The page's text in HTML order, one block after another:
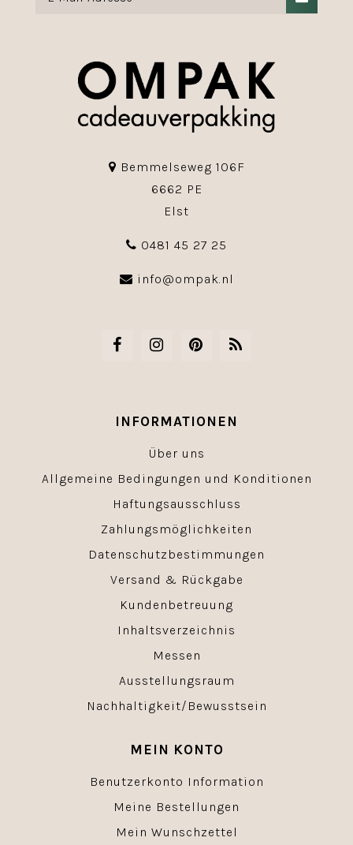
Bemmelseweg 106F
6662 PE
Elst
0481 45 27 25
info@ompak.nl
INFORMATIONEN
Über uns
Allgemeine Bedingungen und Konditionen
Haftungsausschluss
Zahlungsmöglichkeiten
Datenschutzbestimmungen
Versand & Rückgabe
Kundenbetreuung
Inhaltsverzeichnis
Messen
Ausstellungsraum
Nachhaltigkeit/Bewusstsein
MEIN KONTO
Benutzerkonto Information
Meine Bestellungen
Mein Wunschzettel